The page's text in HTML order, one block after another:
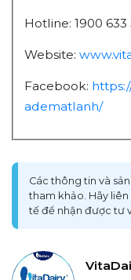
Hotline: 1900 633
Website:
Facebook:
adematlanh/
Các thông tin và
tham khảo. Hãy
tế để nhận được tư